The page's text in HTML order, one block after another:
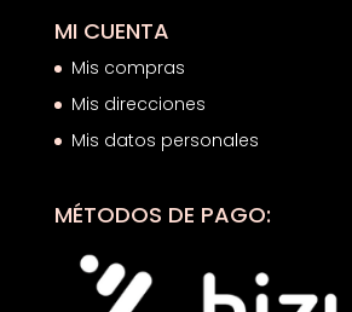
MI CUENTA
Mis compras
Mis direcciones
Mis datos personales
MÉTODOS DE PAGO: